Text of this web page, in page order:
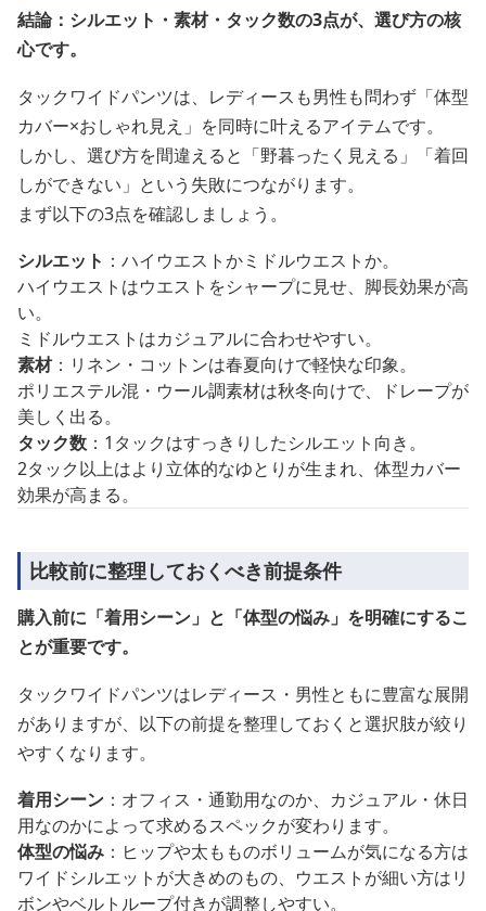
結論：シルエット・素材・タック数の3点が、選び方の核
心です。
タックワイドパンツは、レディースも男性も問わず「体型
カバー×おしゃれ見え」を同時に叶えるアイテムです。
しかし、選び方を間違えると「野暮ったく見える」「着回
しができない」という失敗につながります。
まず以下の3点を確認しましょう。
シルエット ：ハイウエストかミドルウエストか。
ハイウエストはウエストをシャープに見せ、脚長効果が高
い。
ミドルウエストはカジュアルに合わせやすい。
素材：リネン・コットンは春夏向けで軽快な印象。
ポリエステル混・ウール調素材は秋冬向けで、ドレープが
美しく出る。
タック数 ：1タックはすっきりしたシルエット向き。
2タック以上はより立体的なゆとりが生まれ、体型カバー
効果が高まる。
比較前に整理しておくべき前提条件
購入前に「着用シーン」と「体型の悩み」を明確にするこ
とが重要です。
タックワイドパンツはレディース・男性ともに豊富な展開
がありますが、以下の前提を整理しておくと選択肢が絞り
やすくなります。
着用シーン ：オフィス・通勤用なのか、カジュアル・休日
用なのかによって求めるスペックが変わります。
体型の悩み ：ヒップや太もものボリュームが気になる方は
ワイドシルエットが大きめのもの、ウエストが細い方はリ
ボンやベルトループ付きが調整しやすい。